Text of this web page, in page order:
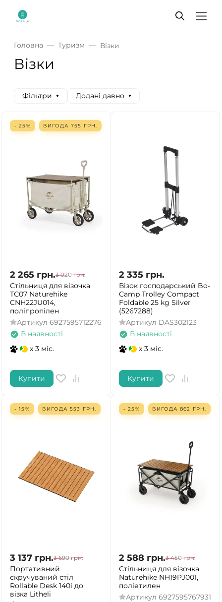
Головна Туризм Візки
Візки
Фільтри Додані давно
- 25% ВИГОДА 755 ГРН.
2 265 грн.3 020 грн.
Стільниця для візочка
ТС07 Naturehike
CNH22JU014,
поліпропілен
Артикул 6927595712276
В наявності
x 3 міс.
Купити
2 335 грн.
Візок господарський Bo-
Camp Trolley Compact
Foldable 25 kg Silver
(5267288)
Артикул DAS302123
В наявності
x 3 міс.
Купити
- 15% ВИГОДА 553 ГРН.
3 137 грн.3 690 грн.
Портативний
скручуваний стіл
Rollable Desk 140i до
візка Litheli
- 25% ВИГОДА 862 ГРН.
2 588 грн.3 450 грн.
Стільниця для візочка
Naturehike NH19PJ001,
поліетилен
Артикул 6927595767931